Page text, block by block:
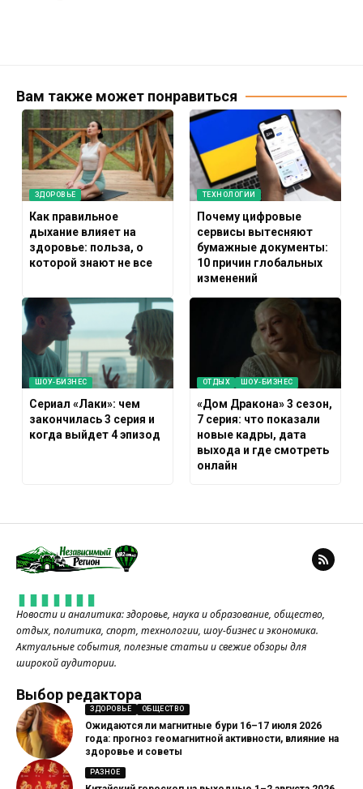
Вам также может понравиться
ЗДОРОВЬЕ
Как правильное
дыхание влияет на
здоровье: польза, о
которой знают не все
ТЕХНОЛОГИИ
Почему цифровые
сервисы вытесняют
бумажные документы:
10 причин глобальных
изменений
ШОУ-БИЗНЕС
Сериал «Лаки»: чем
закончилась 3 серия и
когда выйдет 4 эпизод
ОТДЫХ ШОУ-БИЗНЕС
«Дом Дракона» 3 сезон,
7 серия: что показали
новые кадры, дата
выхода и где смотреть
онлайн
Новости и аналитика: здоровье, наука и образование, общество,
отдых, политика, спорт, технологии, шоу-бизнес и экономика.
Актуальные события, полезные статьи и свежие обзоры для
широкой аудитории.
Выбор редактора
ЗДОРОВЬЕ ОБЩЕСТВО
Ожидаются ли магнитные бури 16–17 июля 2026
года: прогноз геомагнитной активности, влияние на
здоровье и советы
РАЗНОЕ